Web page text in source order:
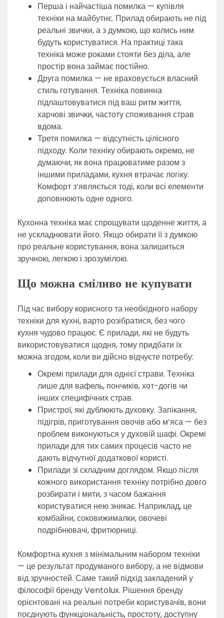
Перша і найчастіша помилка — купівля
техніки на майбутнє. Прилад обирають не під
реальні звички, а з думкою, що колись ним
будуть користуватися. На практиці така
техніка може роками стояти без діла, але
простір вона займає постійно.
Друга помилка — не враховується власний
стиль готування. Техніка повинна
підлаштовуватися під ваш ритм життя,
харчові звички, частоту споживання страв
вдома.
Третя помилка — відсутність цілісного
підходу. Коли техніку обирають окремо, не
думаючи, як вона працюватиме разом з
іншими приладами, кухня втрачає логіку.
Комфорт з’являється тоді, коли всі елементи
доповнюють одне одного.
Кухонна техніка має спрощувати щоденне життя, а
не ускладнювати його. Якщо обирати її з думкою
про реальне користування, вона залишиться
зручною, легкою і зрозумілою.
Що можна сміливо не купувати
Під час вибору корисного та необхідного набору
техніки для кухні, варто розібратися, без чого
кухня чудово працює. Є прилади, які не будуть
використовуватися щодня, тому придбати їх
можна згодом, коли ви дійсно відчуєте потребу:
Окремі прилади для однієї страви. Техніка
лише для вафель, пончиків, хот-догів чи
інших специфічних страв.
Пристрої, які дублюють духовку. Запікання,
підігрів, приготування овочів або м’яса — без
проблем виконуються у духовій шафі. Окремі
прилади для тих самих процесів часто не
дають відчутної додаткової користі.
Прилади зі складним доглядом. Якщо після
кожного використання техніку потрібно довго
розбирати і мити, з часом бажання
користуватися нею зникає. Наприклад, це
комбайни, соковижималки, овочеві
подрібнювачі, фритюрниці.
Комфортна кухня з мінімальним набором техніки
— це результат продуманого вибору, а не відмови
від зручностей. Саме такий підхід закладений у
філософії бренду Ventolux. Рішення бренду
орієнтовані на реальні потреби користувачів, вони
поєднують функціональність, простоту, доступну